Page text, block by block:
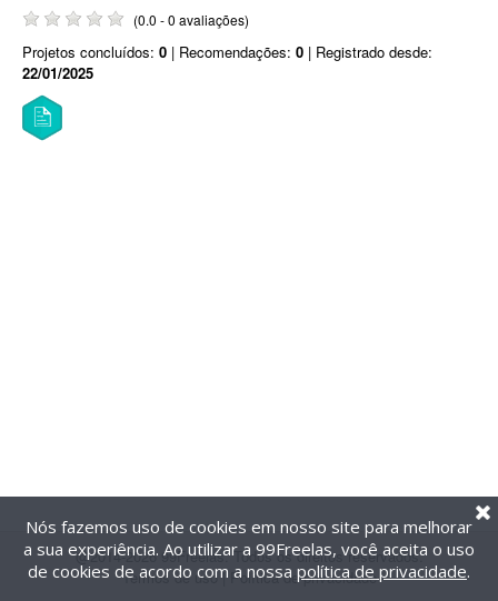
(0.0 - 0 avaliações)
Projetos concluídos: 0 | Recomendações: 0 | Registrado desde:
22/01/2025
@2014-2026 99Freelas. Todos os direitos reservados.
Termos de uso| Política de privacidade
Nós fazemos uso de cookies em nosso site para melhorar
a sua experiência. Ao utilizar a 99Freelas, você aceita o uso
de cookies de acordo com a nossa política de privacidade.